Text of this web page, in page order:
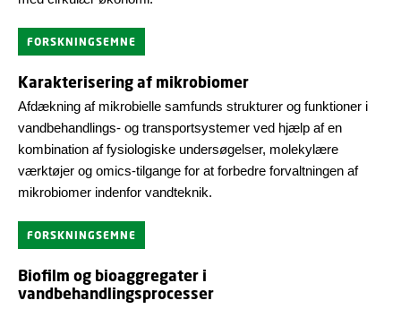
FORSKNINGSEMNE
Karakterisering af mikrobiomer
Afdækning af mikrobielle samfunds strukturer og funktioner i
vandbehandlings- og transportsystemer ved hjælp af en
kombination af fysiologiske undersøgelser, molekylære
værktøjer og omics-tilgange for at forbedre forvaltningen af
mikrobiomer indenfor vandteknik.
FORSKNINGSEMNE
Biofilm og bioaggregater i
vandbehandlingsprocesser